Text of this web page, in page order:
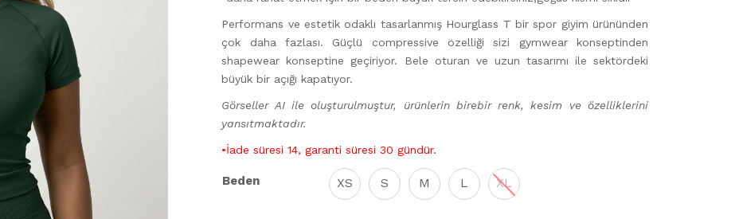
Performans ve estetik odaklı tasarlanmış Hourglass T bir spor giyim ürününden
çok daha fazlası. Güçlü compressive özelliği sizi gymwear konseptinden
shapewear konseptine geçiriyor. Bele oturan ve uzun tasarımı ile sektördeki
büyük bir açığı kapatıyor.
Görseller AI ile oluşturulmuştur, ürünlerin birebir renk, kesim ve özelliklerini
yansıtmaktadır.
•İade süresi 14, garanti süresi 30 gündür.
Beden XS S M L XL